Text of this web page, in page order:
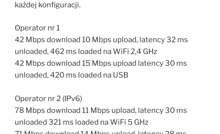
każdej konfiguracji.
Operator nr 1
42 Mbps download 10 Mbps upload, latency 32 ms
unloaded, 462 ms loaded na WiFi 2,4 GHz
42 Mbps download 15 Mbps upload latency 30 ms
unloaded, 420 ms loaded na USB
Operator nr 2 (IPv6)
78 Mbps download 11 Mbps upload, latency 30 ms
unloaded 321 ms loaded na WiFi 5 GHz